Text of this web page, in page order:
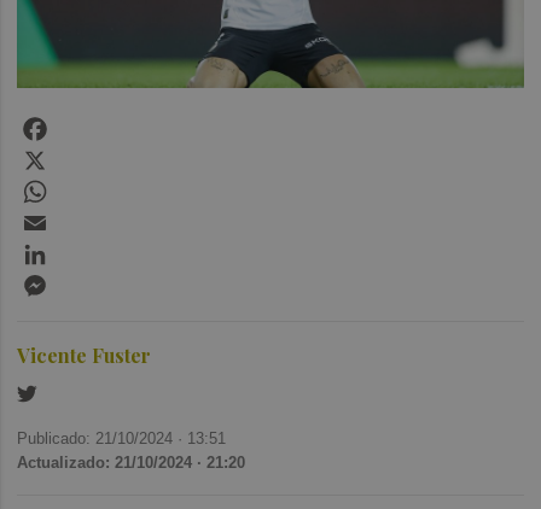
Vicente Fuster
Publicado: 21/10/2024 · 13:51
Actualizado: 21/10/2024 · 21:20